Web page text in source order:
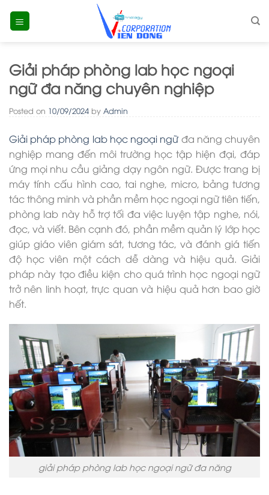
Giải pháp phòng lab học ngoại
ngữ đa năng chuyên nghiệp
Posted on 10/09/2024 by Admin
Giải pháp phòng lab học ngoại ngữ đa năng chuyên
nghiệp mang đến môi trường học tập hiện đại, đáp
ứng mọi nhu cầu giảng dạy ngôn ngữ. Được trang bị
máy tính cấu hình cao, tai nghe, micro, bảng tương
tác thông minh và phần mềm học ngoại ngữ tiên tiến,
phòng lab này hỗ trợ tối đa việc luyện tập nghe, nói,
đọc, và viết. Bên cạnh đó, phần mềm quản lý lớp học
giúp giáo viên giám sát, tương tác, và đánh giá tiến
độ học viên một cách dễ dàng và hiệu quả. Giải
pháp này tạo điều kiện cho quá trình học ngoại ngữ
trở nên linh hoạt, trực quan và hiệu quả hơn bao giờ
hết.
giải pháp phòng lab học ngoại ngữ đa năng